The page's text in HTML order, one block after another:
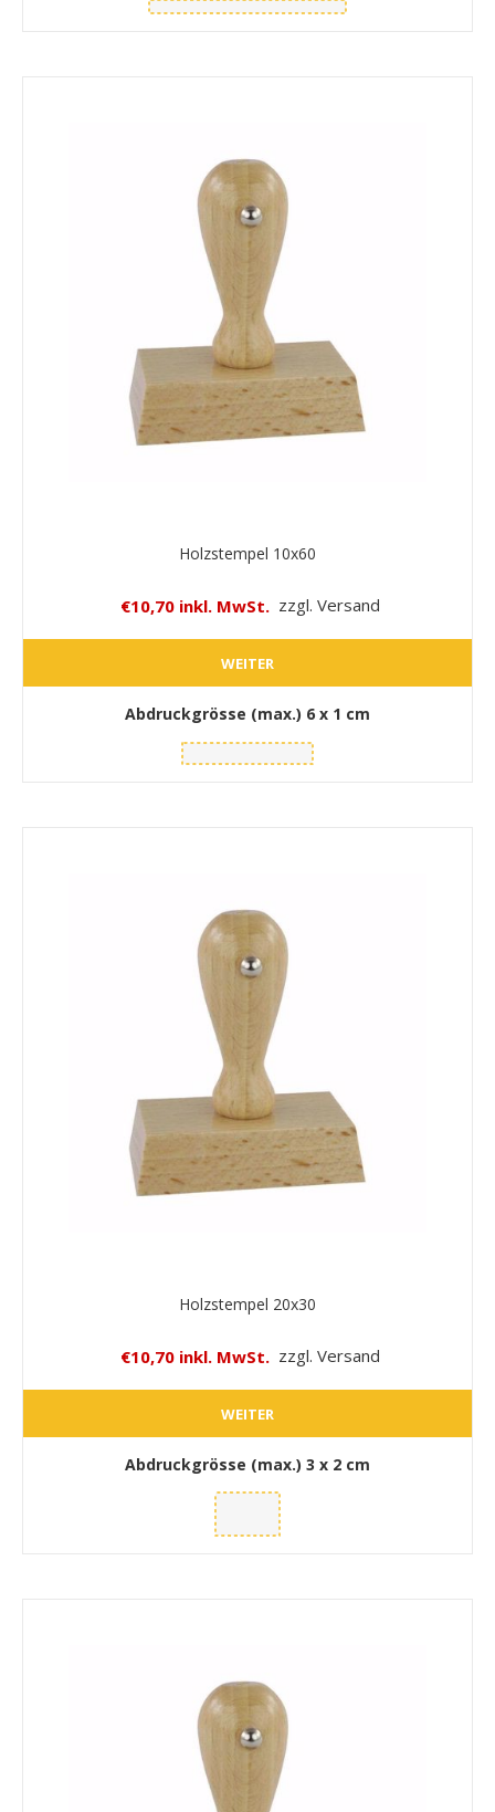
Holzstempel 10x60
€10,70 inkl. MwSt. zzgl. Versand
WEITER
Abdruckgrösse (max.) 6 x 1 cm
Holzstempel 20x30
€10,70 inkl. MwSt. zzgl. Versand
WEITER
Abdruckgrösse (max.) 3 x 2 cm